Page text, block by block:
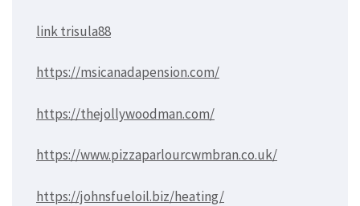
link trisula88
https://msicanadapension.com/
https://thejollywoodman.com/
https://www.pizzaparlourcwmbran.co.uk/
https://johnsfueloil.biz/heating/